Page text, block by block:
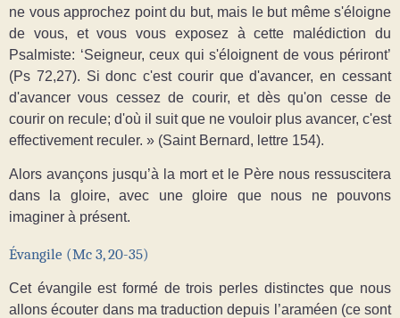
ne vous approchez point du but, mais le but même s'éloigne
de vous, et vous vous exposez à cette malédiction du
Psalmiste: ‘Seigneur, ceux qui s'éloignent de vous périront’
(Ps 72,27). Si donc c'est courir que d'avancer, en cessant
d'avancer vous cessez de courir, et dès qu'on cesse de
courir on recule; d'où il suit que ne vouloir plus avancer, c'est
effectivement reculer. » (Saint Bernard, lettre 154).
Alors avançons jusqu’à la mort et le Père nous ressuscitera
dans la gloire, avec une gloire que nous ne pouvons
imaginer à présent.
Évangile (Mc 3, 20-35)
Cet évangile est formé de trois perles distinctes que nous
allons écouter dans ma traduction depuis l’araméen (ce sont